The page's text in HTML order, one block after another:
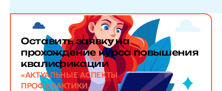
Оставить заявкуна
прохождение курса повышения
квалификации
«АКТУАЛЬНЫЕ АСПЕКТЫ
ПРОФИЛАКТИКИ,